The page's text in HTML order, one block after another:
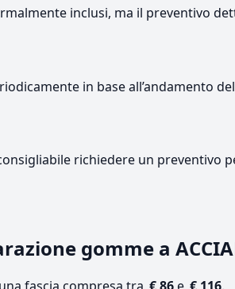
inclusi, ma il preventivo
in base all’andamento
richiedere un preventivo
gomme a